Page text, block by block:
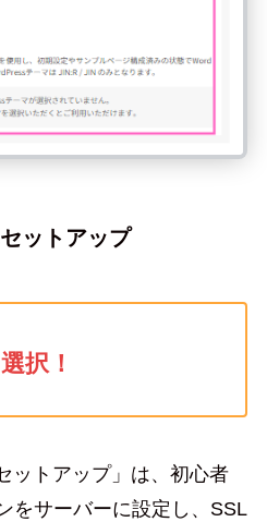
ットアップ
択！
ットアップ」は、初心者
をサーバーに設定し、SSL